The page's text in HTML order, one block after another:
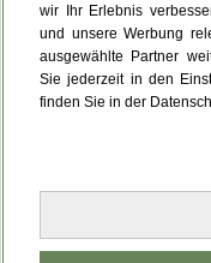
wir Ihr Erlebnis
und unsere Werbung
ausgewählte Partner
Sie jederzeit in den
finden Sie in der